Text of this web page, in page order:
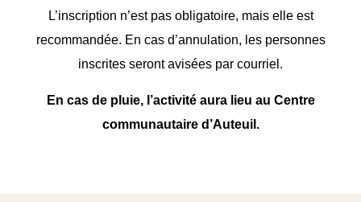
L’inscription n’est pas obligatoire, mais elle est
recommandée. En cas d’annulation, les personnes
inscrites seront avisées par courriel.
En cas de pluie, l’activité aura lieu au Centre
communautaire d’Auteuil.